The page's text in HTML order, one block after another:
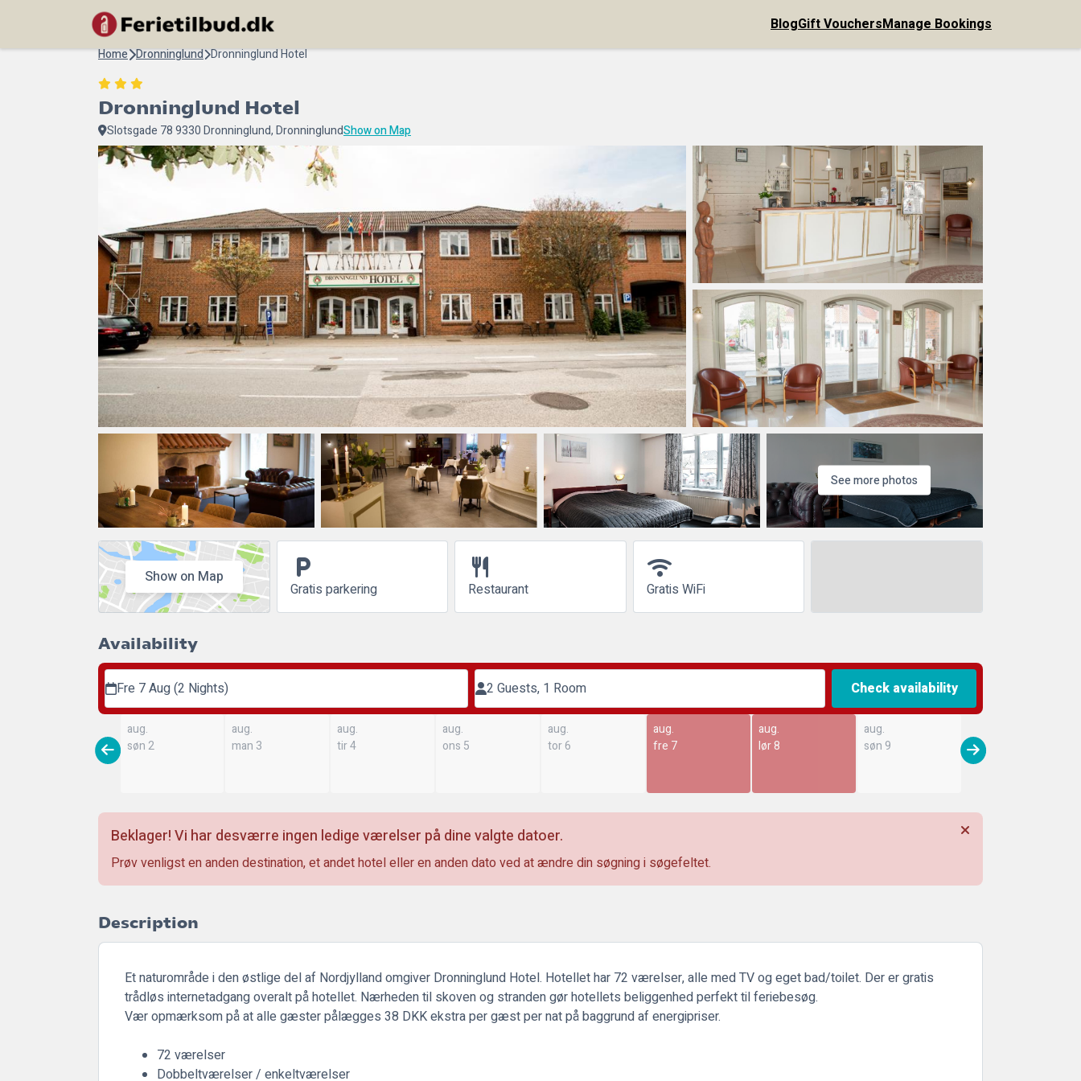
BlogGift VouchersManage Bookings
Home Dronninglund Dronninglund Hotel
Dronninglund Hotel
Slotsgade 78 9330 Dronninglund, DronninglundShow on Map
See more photos
Show on Map local_parking
Gratis parkering
restaurant
Restaurant
wifi
Gratis WiFi
Availability
Fre 7 Aug (2 Nights) 2 Guests, 1 Room Check availability
aug.
søn 2
aug.
man 3
aug.
tir 4
aug.
ons 5
aug.
tor 6
aug.
fre 7
aug.
lør 8
aug.
søn 9
Beklager! Vi har desværre ingen ledige værelser på dine valgte datoer.
Prøv venligst en anden destination, et andet hotel eller en anden dato ved at ændre din søgning i søgefeltet.
Description
Et naturområde i den østlige del af Nordjylland omgiver Dronninglund Hotel. Hotellet har 72 værelser, alle med TV og eget bad/toilet. Der er gratis
trådløs internetadgang overalt på hotellet. Nærheden til skoven og stranden gør hotellets beliggenhed perfekt til feriebesøg.
Vær opmærksom på at alle gæster pålægges 38 DKK ekstra per gæst per nat på baggrund af energipriser.
72 værelser
Dobbeltværelser / enkeltværelser